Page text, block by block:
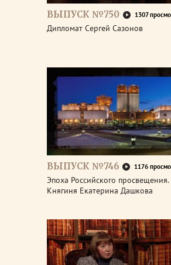
ВЫПУСК №750 1307
Дипломат Сергей Сазонов
ВЫПУСК №746 1176
Эпоха Российского просвещения.
Княгиня Екатерина Дашкова